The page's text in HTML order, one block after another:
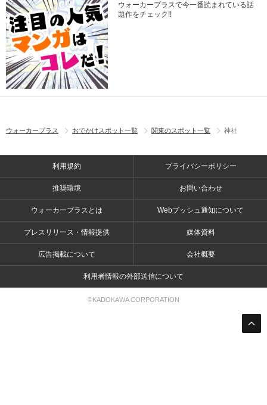
ウォーカープラスで今一番読まれている話
題作をチェック!!
ウォーカープラス おでかけスポット一覧 関東のスポット一覧 神社
利用規約 プライバシーポリシー
推奨環境 お問い合わせ
ウォーカープラスとは Webプッシュ通知について
プレスリリース・情報提供 媒体資料
広告掲載について 会社概要
利用者情報の外部送信について
©KADOKAWA CORPORATION